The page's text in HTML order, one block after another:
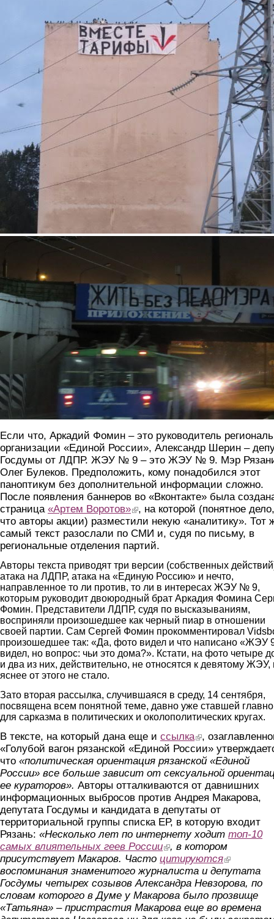
Если что, Аркадий Фомин – это руководитель
организации «Единой России», Александр Шерин –
Госдумы от ЛДПР. ЖЭУ № 9 – это ЖЭУ № 9. Мэр
Олег Булеков. Предположить, кому понадобился этот
паноптикум без дополнительной информации сложно.
После появления баннеров во «Вконтакте» была
страница «Артем Воротов»(link is external)
, на которой (понятное дело,
что авторы акции) разместили некую «аналитику». Тот
самый текст разослали по СМИ и, судя по письму, в
региональные отделения партий.
Авторы текста приводят три версии (собственных
атака на ЛДПР, атака на «Единую Россию» и нечто,
направленное то ли против, то ли в интересах ЖЭУ № 9,
которым руководит двоюродный брат Аркадия Фомина
Фомин. Представители ЛДПР, судя по высказываниям,
восприняли произошедшее как черный пиар в отношении
своей партии. Сам Сергей Фомин прокомментировал
произошедшее так: «Да, фото видел и что написано «ЖЭУ
видел, но вопрос: чьи это дома?». Кстати, на фото четыре
и два из них, действительно, не относятся к девятому ЖЭУ,
яснее от этого не стало.
Зато вторая рассылка, случившаяся в среду, 14 сентября,
посвящена всем понятной теме, давно уже ставшей
для сарказма в политических и околополитических кругах.
В тексте, на который дана еще и ссылка(link is external)
,
«Голубой вагон рязанской «Единой России»
что «политическая ориентация рязанской «Единой
России» все больше зависит от сексуальной
ее кураторов». Авторы отталкиваются от давнишних
информационных выбросов против Андрея Макарова,
депутата Госдумы и кандидата в депутаты от
территориальной группы списка ЕР, в которую входит
Рязань: «Несколько лет по интернету ходит топ-10
самых влиятельных геев России(link is external)
, в котором
присутствует Макаров. Часто цитируются(link is
воспоминания знаменитого журналиста и депутата
Госдумы четырех созывов Александра Невзорова, по
словам которого в Думе у Макарова было прозвище
«Татьяна» – пристрастия Макарова еще во времена